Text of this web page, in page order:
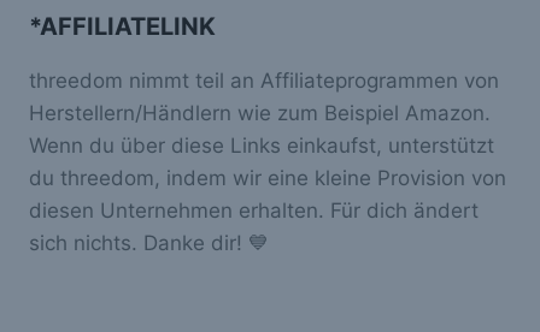
*AFFILIATELINK
threedom nimmt teil an Affiliateprogrammen von
Herstellern/Händlern wie zum Beispiel Amazon.
Wenn du über diese Links einkaufst, unterstützt
du threedom, indem wir eine kleine Provision von
diesen Unternehmen erhalten. Für dich ändert
sich nichts. Danke dir! 💙